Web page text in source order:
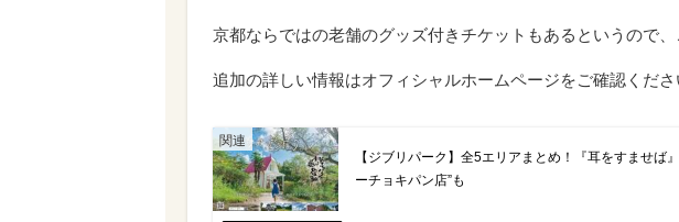
京都ならではの老舗のグッズ付きチケットもあるというので、
追加の詳しい情報はオフィシャルホームページをご確認くださ
【ジブリパーク】全5エリアまとめ！『耳をすませば
ーチョキパン店”も